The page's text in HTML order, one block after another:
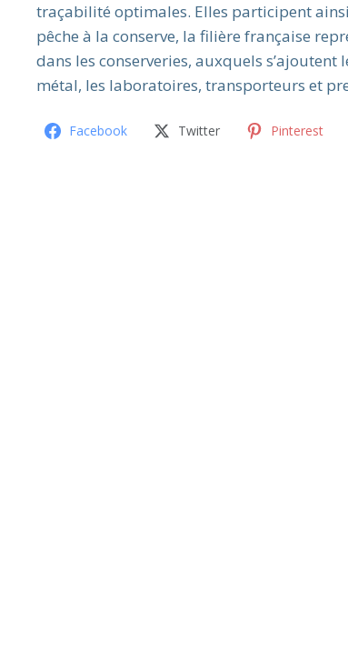
traçabilité optimales. Elles participent
pêche à la conserve, la filière française
dans les conserveries, auxquels
métal, les laboratoires, transporteurs et
Facebook Twitter Pinterest